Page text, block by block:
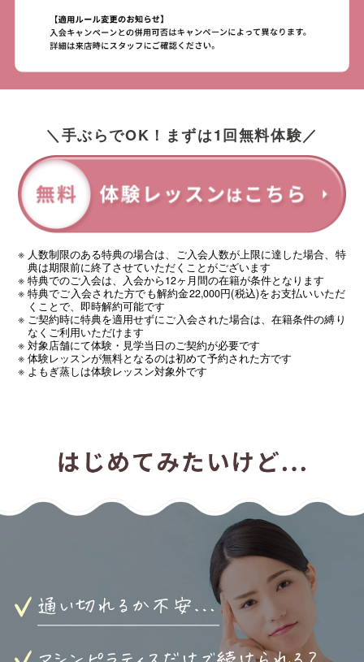
＼手ぶらでOK！まずは1回無料体験／
人数制限のある特典の場合は、ご入会人数が上限に達した場合、特
典は期限前に終了させていただくことがございます
特典でのご入会は、入会から12ヶ月間の在籍が条件となります
特典でご入会された方でも解約金22,000円(税込)をお支払いいただ
くことで、即時解約可能です
ご契約時に特典を適用せずにご入会された場合は、在籍条件の縛り
なくご利用いただけます
対象店舗にて体験・見学当日のご契約が必要です
体験レッスンが無料となるのは初めて予約された方です
よもぎ蒸しは体験レッスン対象外です